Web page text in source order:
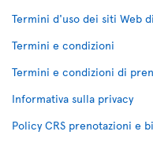
Termini d'uso dei siti Web
Termini e condizioni
Termini e condizioni di
Informativa sulla privacy
Policy CRS prenotazioni e